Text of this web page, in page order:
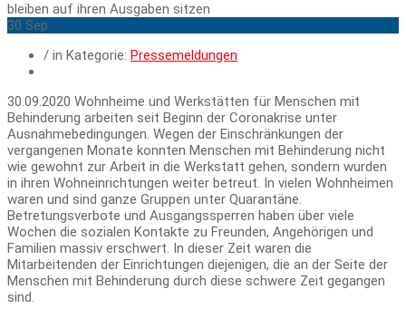
30 Sep.
/ in Kategorie: Pressemeldungen
30.09.2020 Wohnheime und Werkstätten für Menschen mit
Behinderung arbeiten seit Beginn der Coronakrise unter
Ausnahmebedingungen. Wegen der Einschränkungen der
vergangenen Monate konnten Menschen mit Behinderung nicht
wie gewohnt zur Arbeit in die Werkstatt gehen, sondern wurden
in ihren Wohneinrichtungen weiter betreut. In vielen Wohnheimen
waren und sind ganze Gruppen unter Quarantäne.
Betretungsverbote und Ausgangssperren haben über viele
Wochen die sozialen Kontakte zu Freunden, Angehörigen und
Familien massiv erschwert. In dieser Zeit waren die
Mitarbeitenden der Einrichtungen diejenigen, die an der Seite der
Menschen mit Behinderung durch diese schwere Zeit gegangen
sind.